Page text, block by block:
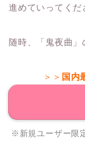
進めていってくだ
随時、「鬼夜曲」
＞＞ 国内
※新規ユーザー限